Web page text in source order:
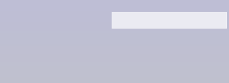
Zoekveld